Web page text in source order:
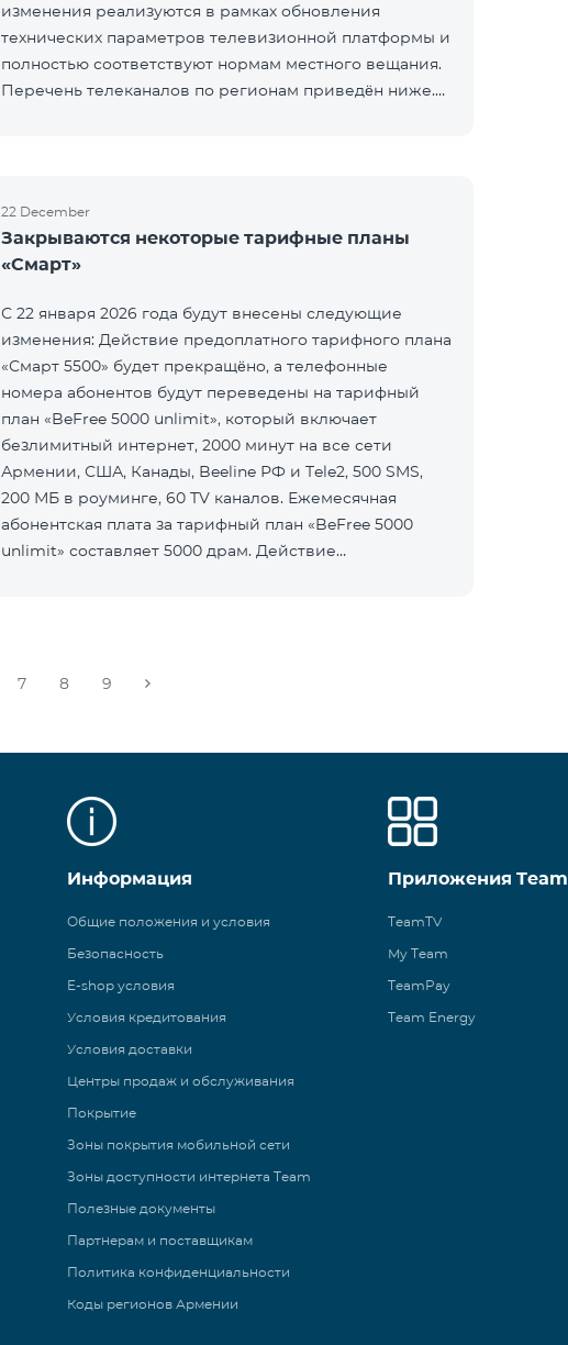
изменения реализуются в рамках обновления
технических параметров телевизионной платформы и
полностью соответствуют нормам местного вещания.
Перечень телеканалов по регионам приведён ниже.
22 December
Закрываются некоторые тарифные планы
«Смарт»
С 22 января 2026 года будут внесены следующие
изменения: Действие предоплатного тарифного плана
«Смарт 5500» будет прекращёно, а телефонные
номера абонентов будут переведены на тарифный
план «BeFree 5000 unlimit», который включает
безлимитный интернет, 2000 минут на все сети
Армении, США, Канады, Beeline РФ и Tele2, 500 SMS,
200 МБ в роуминге, 60 TV каналов. Ежемесячная
абонентская плата за тарифный план «BeFree 5000
unlimit» составляет 5000 драм. Действие
7 8 9
Информация
Общие положения и условия
Безопасность
E-shop условия
Условия кредитования
Условия доставки
Центры продаж и обслуживания
Покрытие
Зоны покрытия мобильной сети
Зоны доступности интернета Team
Полезные документы
Партнерам и поставщикам
Политика конфиденциальности
Коды регионов Армении
Приложения Team
TeamTV
My Team
TeamPay
Team Energy